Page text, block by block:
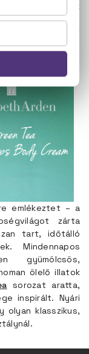
, melynek
gyöngyvirág is
vidámságot
emlékeztet – a
zárta
tart, időtálló
Mindennapos
gyümölcsös,
ölelő illatok
sorozat aratta,
inspirált. Nyári
olyan klasszikus,